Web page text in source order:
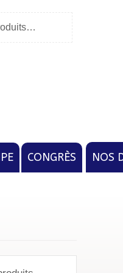
CONGRÈS NOS